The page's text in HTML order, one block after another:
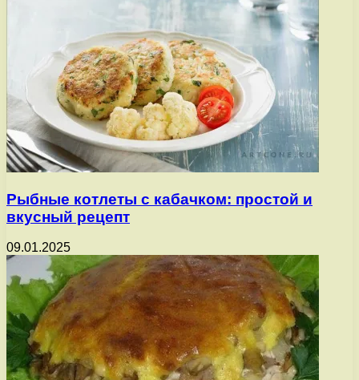
Рыбные котлеты с кабачком: простой и
вкусный рецепт
09.01.2025